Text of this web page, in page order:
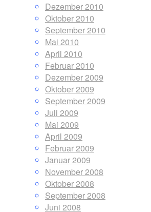
Dezember 2010
Oktober 2010
September 2010
Mai 2010
April 2010
Februar 2010
Dezember 2009
Oktober 2009
September 2009
Juli 2009
Mai 2009
April 2009
Februar 2009
Januar 2009
November 2008
Oktober 2008
September 2008
Juni 2008